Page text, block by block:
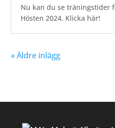
Nu kan du se träningstider
Hösten 2024. Klicka här!
« Äldre inlägg